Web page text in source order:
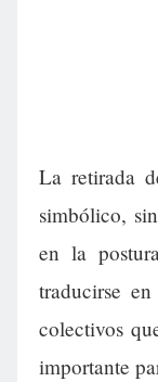
La retirada
simbólico,
en la
traducirse
colectivos
importante